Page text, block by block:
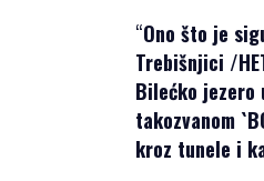
“Ono što je
Trebišnjici /
Bilećko jezero
takozvanom
kroz tunele i